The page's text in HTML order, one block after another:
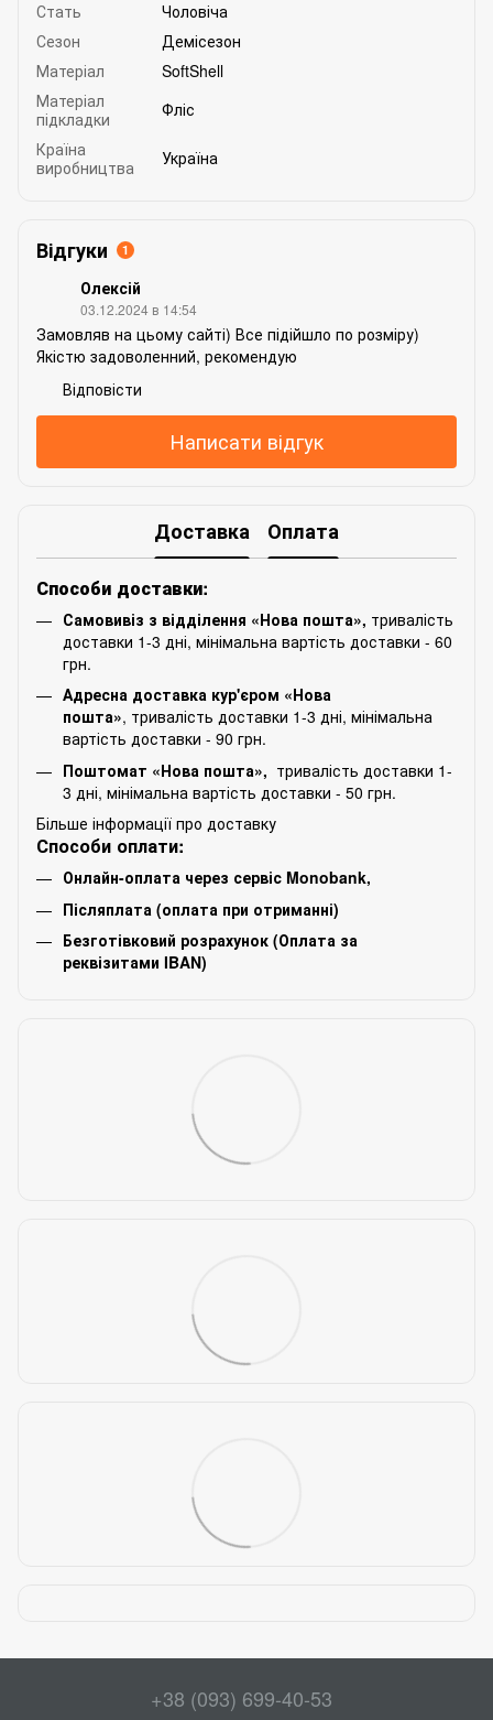
Стать
Чоловіча
Сезон
Демісезон
Матеріал
SoftShell
Матеріал
підкладки
Фліс
Країна
виробництва
Україна
Відгуки 1
Олексій
03.12.2024 в 14:54
Замовляв на цьому сайті) Все підійшло по розміру)
Якістю задоволенний, рекомендую
Відповісти
Написати відгук
Доставка Оплата
Способи доставки:
Самовивіз з відділення «Нова пошта», тривалість
доставки 1-3 дні, мінімальна вартість доставки - 60
грн.
Адресна доставка кур'єром «Нова
пошта», тривалість доставки 1-3 дні, мінімальна
вартість доставки - 90 грн.
Поштомат «Нова пошта», тривалість доставки 1-
3 дні, мінімальна вартість доставки - 50 грн.
Більше інформації про доставку
Способи оплати:
Онлайн-оплата через сервіс Monobank,
Післяплата (оплата при отриманні)
Безготівковий розрахунок (Оплата за
реквізитами IBAN)
+38 (093) 699-40-53